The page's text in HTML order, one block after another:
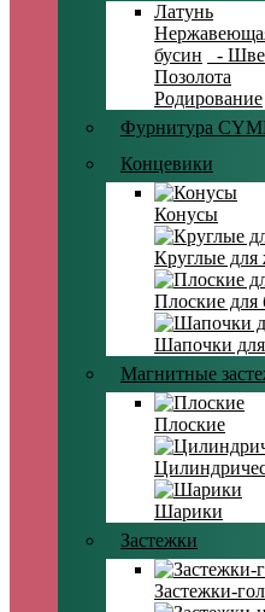
Латунь
бусин
-
Позолота
Родирование
Фурнитура
Концевики
Конусы
Круглые для
Плоские для
Шапочки
Магнитные
Плоские
Шарики
Застежки
Застежки-